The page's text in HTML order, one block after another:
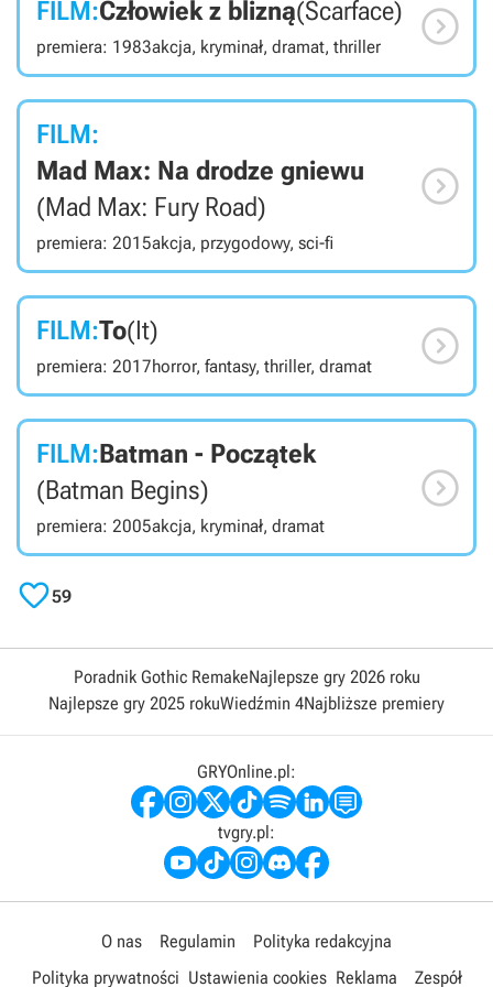
zobaczyć między innymi Daniela Craiga (James Bond),
Lynd), Jeffreya Wrighta (Feliks Leiter) oraz Judi Dench
(M). Zdjęcia kręcono w Wenecji, Menaggio, Lenno, San
Siro, na wyspach New Providence i Paradise, w
Karlowych Warach, Loket, Mladá Boleslav oraz Planie.
FILM:Człowiek z blizną(Scarface)
premiera: 1983akcja, kryminał, dramat, thriller 
FILM:
Mad Max: Na drodze gniewu
(Mad Max: Fury Road)
premiera: 2015akcja, przygodowy, sci-fi

FILM:To(It)
premiera: 2017horror, fantasy, thriller, dramat 
FILM:Batman - Początek
(Batman Begins)
premiera: 2005akcja, kryminał, dramat

59
Poradnik Gothic RemakeNajlepsze gry 2026 roku
Najlepsze gry 2025 rokuWiedźmin 4Najbliższe premiery
GRYOnline.pl:
tvgry.pl:
O nas Regulamin
Polityka redakcyjna
Polityka prywatności Ustawienia cookies Reklama Zespół